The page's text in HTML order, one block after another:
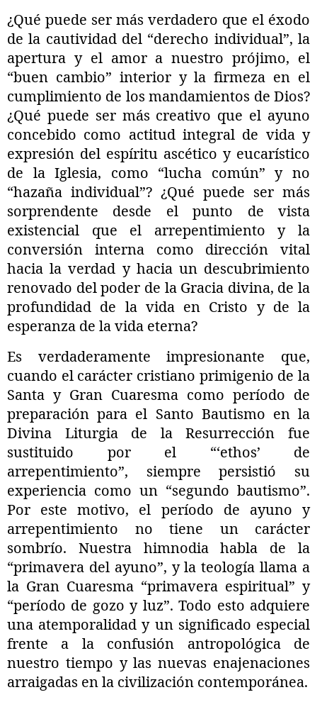
¿Qué puede ser más verdadero que el éxodo
de la cautividad del “derecho individual”, la
apertura y el amor a nuestro prójimo, el
“buen cambio” interior y la firmeza en el
cumplimiento de los mandamientos de Dios?
¿Qué puede ser más creativo que el ayuno
concebido como actitud integral de vida y
expresión del espíritu ascético y eucarístico
de la Iglesia, como “lucha común” y no
“hazaña individual”? ¿Qué puede ser más
sorprendente desde el punto de vista
existencial que el arrepentimiento y la
conversión interna como dirección vital
hacia la verdad y hacia un descubrimiento
renovado del poder de la Gracia divina, de la
profundidad de la vida en Cristo y de la
esperanza de la vida eterna?
Es verdaderamente impresionante que,
cuando el carácter cristiano primigenio de la
Santa y Gran Cuaresma como período de
preparación para el Santo Bautismo en la
Divina Liturgia de la Resurrección fue
sustituido por el “‘ethos’ de
arrepentimiento”, siempre persistió su
experiencia como un “segundo bautismo”.
Por este motivo, el período de ayuno y
arrepentimiento no tiene un carácter
sombrío. Nuestra himnodia habla de la
“primavera del ayuno”, y la teología llama a
la Gran Cuaresma “primavera espiritual” y
“período de gozo y luz”. Todo esto adquiere
una atemporalidad y un significado especial
frente a la confusión antropológica de
nuestro tiempo y las nuevas enajenaciones
arraigadas en la civilización contemporánea.